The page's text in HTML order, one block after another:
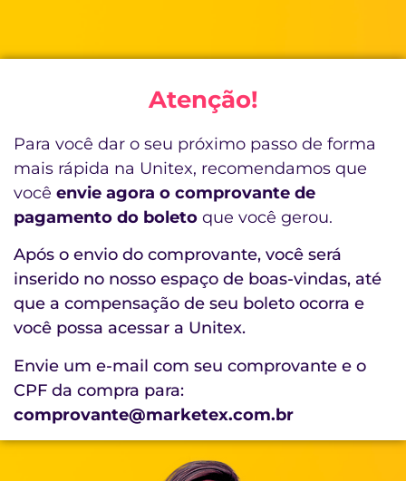
Atenção!
Para você dar o seu próximo passo de forma
mais rápida na Unitex, recomendamos que
você envie agora o comprovante de
pagamento do boleto que você gerou.
Após o envio do comprovante, você será
inserido no nosso espaço de boas-vindas, até
que a compensação de seu boleto ocorra e
você possa acessar a Unitex.
Envie um e-mail com seu comprovante e o
CPF da compra para:
comprovante@marketex.com.br